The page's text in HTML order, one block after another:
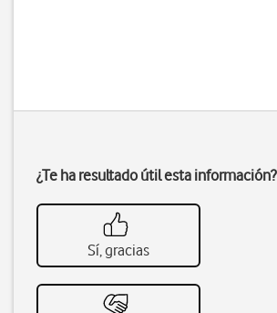
¿Te ha resultado útil esta información?
Sí, gracias